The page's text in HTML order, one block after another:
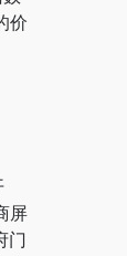
价
屏
门